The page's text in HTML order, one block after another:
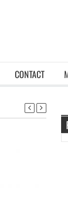
CONTACT